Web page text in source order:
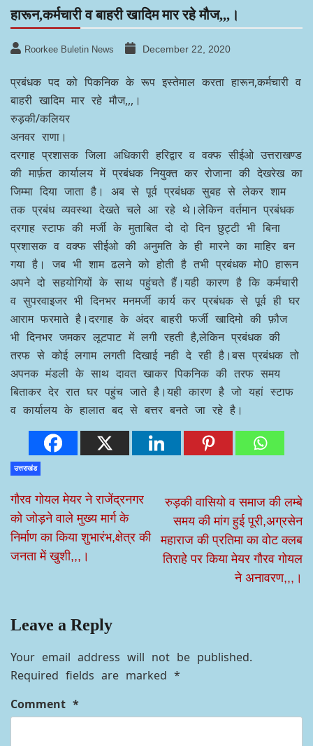
हारून,कर्मचारी व बाहरी खादिम मार रहे मौज,,,।
Roorkee Buletin News December 22, 2020
प्रबंधक पद को पिकनिक के रूप इस्तेमाल करता हारून,कर्मचारी व
बाहरी खादिम मार रहे मौज,,,।
रुड़की/कलियर
अनवर राणा।
दरगाह प्रशासक जिला अधिकारी हरिद्वार व वक्फ सीईओ उत्तराखण्ड
की मार्फ़त कार्यालय में प्रबंधक नियुक्त कर रोजाना की देखरेख का
जिम्मा दिया जाता है। अब से पूर्व प्रबंधक सुबह से लेकर शाम
तक प्रबंध व्यवस्था देखते चले आ रहे थे।लेकिन वर्तमान प्रबंधक
दरगाह स्टाफ की मर्जी के मुताबित दो दो दिन छुट्टी भी बिना
प्रशासक व वक्फ सीईओ की अनुमति के ही मारने का माहिर बन
गया है। जब भी शाम ढलने को होती है तभी प्रबंधक मो0 हारून
अपने दो सहयोगियों के साथ पहुंचते हैं।यही कारण है कि कर्मचारी
व सुपरवाइजर भी दिनभर मनमर्जी कार्य कर प्रबंधक से पूर्व ही घर
आराम फरमाते है।दरगाह के अंदर बाहरी फर्जी खादिमो की फ़ौज
भी दिनभर जमकर लूटपाट में लगी रहती है,लेकिन प्रबंधक की
तरफ से कोई लगाम लगती दिखाई नही दे रही है।बस प्रबंधक तो
अपनक मंडली के साथ दावत खाकर पिकनिक की तरफ समय
बिताकर देर रात घर पहुंच जाते है।यही कारण है जो यहां स्टाफ
व कार्यालय के हालात बद से बत्तर बनते जा रहे है।
उत्तराखंड
गौरव गोयल मेयर ने राजेंद्रनगर
को जोड़ने वाले मुख्य मार्ग के
निर्माण का किया शुभारंभ,क्षेत्र की
जनता में खुशी,,,।
रुड़की वासियो व समाज की लम्बे
समय की मांग हुई पूरी,अग्रसेन
महाराज की प्रतिमा का वोट क्लब
तिराहे पर किया मेयर गौरव गोयल
ने अनावरण,,,।
Leave a Reply
Your email address will not be published.
Required fields are marked *
Comment *